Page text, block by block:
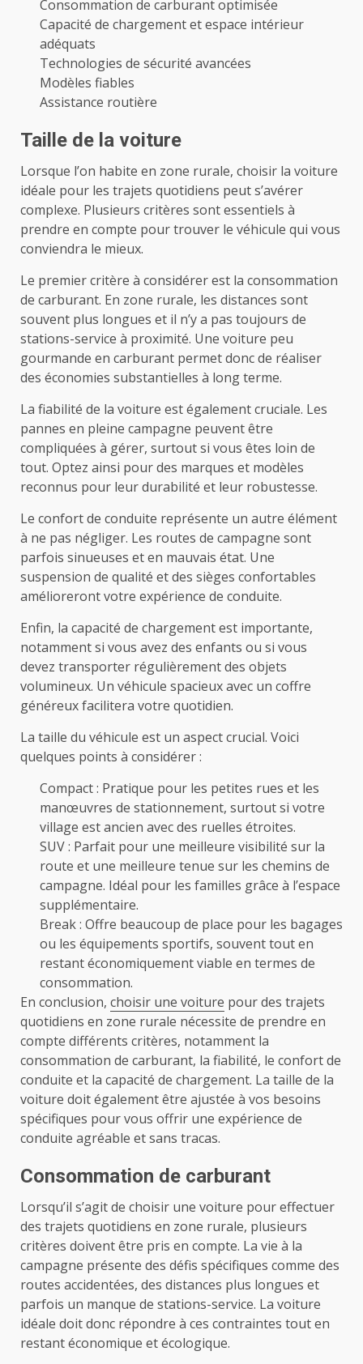
Consommation de carburant optimisée
Capacité de chargement et espace intérieur
adéquats
Technologies de sécurité avancées
Modèles fiables
Assistance routière
Taille de la voiture
Lorsque l’on habite en zone rurale, choisir la voiture
idéale pour les trajets quotidiens peut s’avérer
complexe. Plusieurs critères sont essentiels à
prendre en compte pour trouver le véhicule qui vous
conviendra le mieux.
Le premier critère à considérer est la consommation
de carburant. En zone rurale, les distances sont
souvent plus longues et il n’y a pas toujours de
stations-service à proximité. Une voiture peu
gourmande en carburant permet donc de réaliser
des économies substantielles à long terme.
La fiabilité de la voiture est également cruciale. Les
pannes en pleine campagne peuvent être
compliquées à gérer, surtout si vous êtes loin de
tout. Optez ainsi pour des marques et modèles
reconnus pour leur durabilité et leur robustesse.
Le confort de conduite représente un autre élément
à ne pas négliger. Les routes de campagne sont
parfois sinueuses et en mauvais état. Une
suspension de qualité et des sièges confortables
amélioreront votre expérience de conduite.
Enfin, la capacité de chargement est importante,
notamment si vous avez des enfants ou si vous
devez transporter régulièrement des objets
volumineux. Un véhicule spacieux avec un coffre
généreux facilitera votre quotidien.
La taille du véhicule est un aspect crucial. Voici
quelques points à considérer :
Compact : Pratique pour les petites rues et les
manœuvres de stationnement, surtout si votre
village est ancien avec des ruelles étroites.
SUV : Parfait pour une meilleure visibilité sur la
route et une meilleure tenue sur les chemins de
campagne. Idéal pour les familles grâce à l’espace
supplémentaire.
Break : Offre beaucoup de place pour les bagages
ou les équipements sportifs, souvent tout en
restant économiquement viable en termes de
consommation.
En conclusion, choisir une voiture pour des trajets
quotidiens en zone rurale nécessite de prendre en
compte différents critères, notamment la
consommation de carburant, la fiabilité, le confort de
conduite et la capacité de chargement. La taille de la
voiture doit également être ajustée à vos besoins
spécifiques pour vous offrir une expérience de
conduite agréable et sans tracas.
Consommation de carburant
Lorsqu’il s’agit de choisir une voiture pour effectuer
des trajets quotidiens en zone rurale, plusieurs
critères doivent être pris en compte. La vie à la
campagne présente des défis spécifiques comme des
routes accidentées, des distances plus longues et
parfois un manque de stations-service. La voiture
idéale doit donc répondre à ces contraintes tout en
restant économique et écologique.